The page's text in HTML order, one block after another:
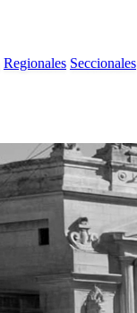
Regionales Seccionales